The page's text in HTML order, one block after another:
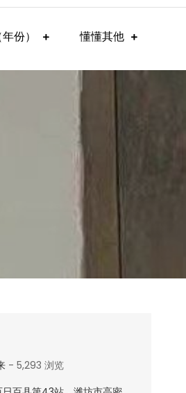
份） 懂懂其他
- 5,293 浏览